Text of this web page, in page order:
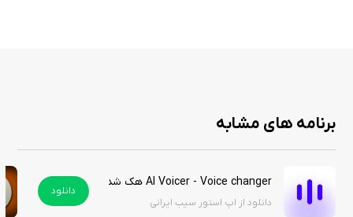
برنامه های مشابه
AI Voicer - Voice changer هک شده
دانلود از اپ استور سیب ایرانی
دانلود